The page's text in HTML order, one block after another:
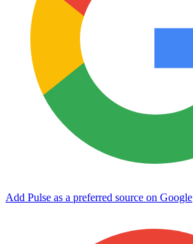
Add Pulse as a preferred source on Google